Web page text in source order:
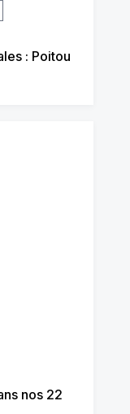
: Poitou
nos 22